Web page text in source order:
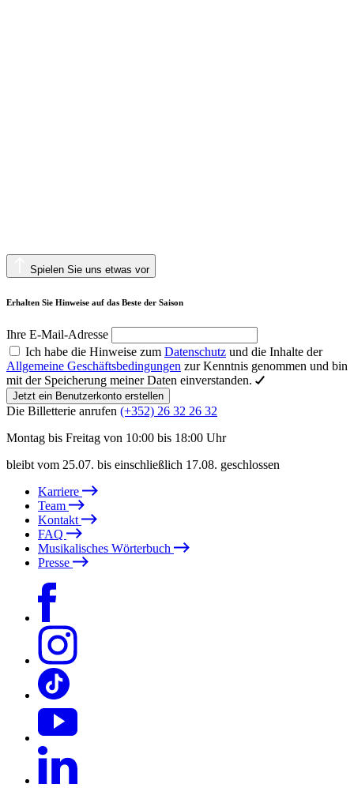
Spielen Sie uns etwas vor
Erhalten Sie Hinweise auf das Beste der Saison
Ihre E-Mail-Adresse
Ich habe die Hinweise zum Datenschutz und die Inhalte der
Allgemeine Geschäftsbedingungen zur Kenntnis genommen und bin
mit der Speicherung meiner Daten einverstanden.
Jetzt ein Benutzerkonto erstellen
Die Billetterie anrufen (+352) 26 32 26 32
Montag bis Freitag von 10:00 bis 18:00 Uhr
bleibt vom 25.07. bis einschließlich 17.08. geschlossen
Karriere
Team
Kontakt
FAQ
Musikalisches Wörterbuch
Presse